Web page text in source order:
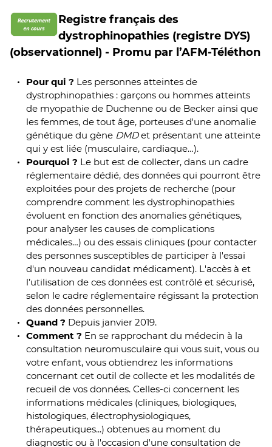
Registre français des
dystrophinopathies (registre DYS)
(observationnel) - Promu par l’AFM-Téléthon
Pour qui ? Les personnes atteintes de
dystrophinopathies : garçons ou hommes atteints
de myopathie de Duchenne ou de Becker ainsi que
les femmes, de tout âge, porteuses d'une anomalie
génétique du gène DMDet présentant une atteinte
qui y est liée (musculaire, cardiaque…).
Pourquoi ? Le but est de collecter, dans un cadre
réglementaire dédié, des données qui pourront être
exploitées pour des projets de recherche (pour
comprendre comment les dystrophinopathies
évoluent en fonction des anomalies génétiques,
pour analyser les causes de complications
médicales…) ou des essais cliniques (pour contacter
des personnes susceptibles de participer à l'essai
d'un nouveau candidat médicament). L'accès à et
l’utilisation de ces données est contrôlé et sécurisé,
selon le cadre réglementaire régissant la protection
des données personnelles.
Quand ? Depuis janvier 2019.
Comment ? En se rapprochant du médecin à la
consultation neuromusculaire qui vous suit, vous ou
votre enfant, vous obtiendrez les informations
concernant cet outil de collecte et les modalités de
recueil de vos données. Celles-ci concernent les
informations médicales (cliniques, biologiques,
histologiques, électrophysiologiques,
thérapeutiques...) obtenues au moment du
diagnostic ou à l'occasion d'une consultation de